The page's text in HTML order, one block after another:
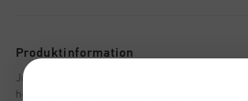
Produktinformation
Johan Cruyff Johan Hoodie in green. Made
heavyweight French terry cotton, this